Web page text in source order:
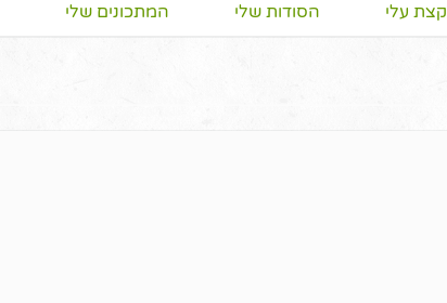
קצת עלי הסודות שלי המתכונים שלי